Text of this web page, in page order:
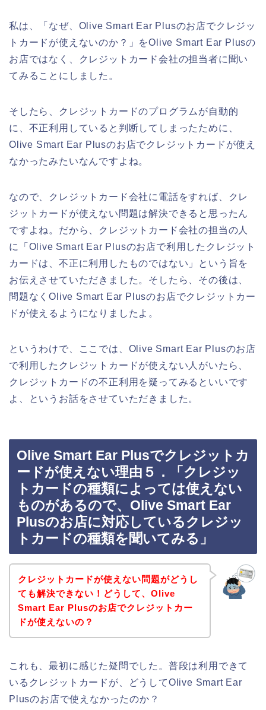
私は、「なぜ、Olive Smart Ear Plusのお店でクレジッ
トカードが使えないのか？」をOlive Smart Ear Plusの
お店ではなく、クレジットカード会社の担当者に聞い
てみることにしました。
そしたら、クレジットカードのプログラムが自動的
に、不正利用していると判断してしまったために、
Olive Smart Ear Plusのお店でクレジットカードが使え
なかったみたいなんですよね。
なので、クレジットカード会社に電話をすれば、クレ
ジットカードが使えない問題は解決できると思ったん
ですよね。だから、クレジットカード会社の担当の人
に「Olive Smart Ear Plusのお店で利用したクレジット
カードは、不正に利用したものではない」という旨を
お伝えさせていただきました。そしたら、その後は、
問題なくOlive Smart Ear Plusのお店でクレジットカー
ドが使えるようになりましたよ。
というわけで、ここでは、Olive Smart Ear Plusのお店
で利用したクレジットカードが使えない人がいたら、
クレジットカードの不正利用を疑ってみるといいです
よ、というお話をさせていただきました。
Olive Smart Ear Plusでクレジットカ
ードが使えない理由５．「クレジッ
トカードの種類によっては使えない
ものがあるので、Olive Smart Ear
Plusのお店に対応しているクレジッ
トカードの種類を聞いてみる」
クレジットカードが使えない問題がどうし
ても解決できない！どうして、Olive
Smart Ear Plusのお店でクレジットカー
ドが使えないの？
これも、最初に感じた疑問でした。普段は利用できて
いるクレジットカードが、どうしてOlive Smart Ear
Plusのお店で使えなかったのか？